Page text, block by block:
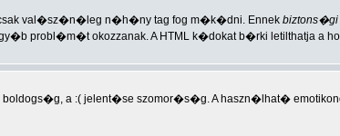
csak val�sz�n�leg n�h�ny tag fog m�k�dni. Ennek biztons�gi
probl�m�t okozzanak. A HTML k�dokat b�rki letilthatja a
a :( jelent�se szomor�s�g. A haszn�lhat�